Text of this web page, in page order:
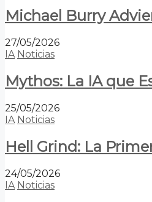
Michael Burry
27/05/2026
IA Noticias
Mythos: La IA que
25/05/2026
IA Noticias
Hell Grind: La
24/05/2026
IA Noticias